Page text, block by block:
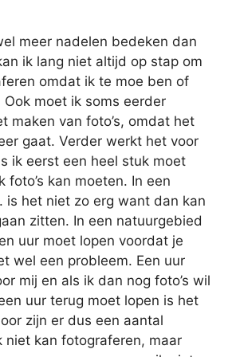
meer nadelen bedeken dan
ik lang niet altijd op stap om
omdat ik te moe ben of
moet ik soms eerder
maken van foto’s, omdat het
gaat. Verder werkt het voor
ik eerst een heel stuk moet
foto’s kan moeten. In een
is het niet zo erg want dan kan
zitten. In een natuurgebied
uur moet lopen voordat je
wel een probleem. Een uur
mij en als ik dan nog foto’s wil
uur terug moet lopen is het
zijn er dus een aantal
niet kan fotograferen, maar